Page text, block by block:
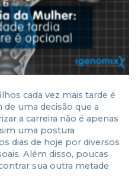
cada vez mais tarde é
uma decisão que a
a carreira não é apenas
uma postura
dias de hoje por diversos
Além disso, poucas
sua outra metade